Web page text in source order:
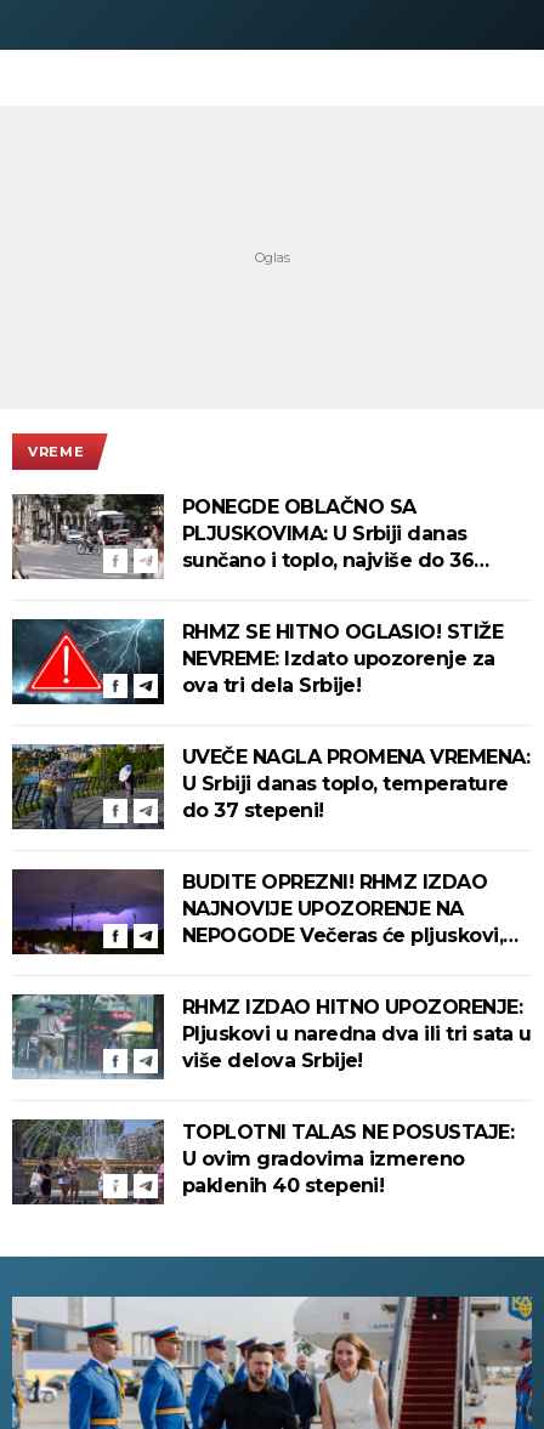
VREME
PONEGDE OBLAČNO SA
PLJUSKOVIMA: U Srbiji danas
sunčano i toplo, najviše do 36
RHMZ SE HITNO OGLASIO! STIŽE
NEVREME: Izdato upozorenje za
ova tri dela Srbije!
UVEČE NAGLA PROMENA VREMENA:
U Srbiji danas toplo, temperature
do 37 stepeni!
BUDITE OPREZNI! RHMZ IZDAO
NAJNOVIJE UPOZORENJE NA
NEPOGODE Večeras će pljuskovi,
RHMZ IZDAO HITNO UPOZORENJE:
Pljuskovi u naredna dva ili tri sata u
više delova Srbije!
TOPLOTNI TALAS NE POSUSTAJE:
U ovim gradovima izmereno
paklenih 40 stepeni!